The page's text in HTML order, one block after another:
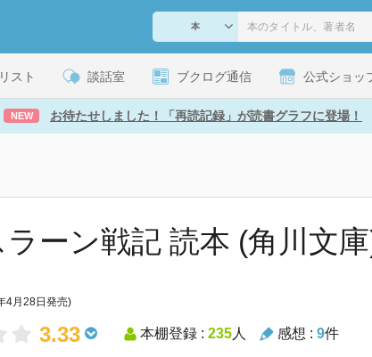
スト 談話室 ブクログ通信 公式ショッ
NEW お待たせしました！「再読記録」が読書グラフに登場！
ーン戦記 読本 (角川文
4月28日発売)
3.33 本棚登録 : 235人 感想 : 9件